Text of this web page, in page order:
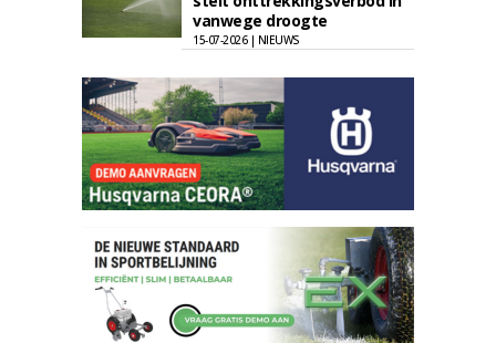
vanwege droogte
15-07-2026 | NIEUWS